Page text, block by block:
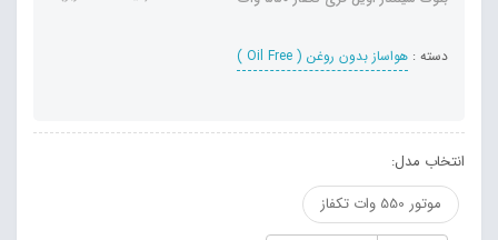
دسته : هواساز بدون روغن ( Oil Free )
انتخاب مدل:
موتور 550 وات تکفاز